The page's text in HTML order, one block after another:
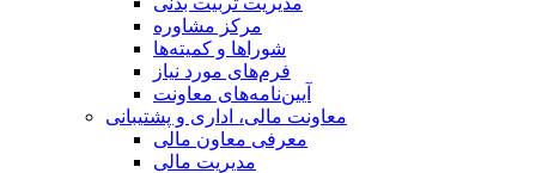
مرکز مشاوره
شوراها و کمیته‌ها
فرم‌های مورد نیاز
آیین‌نامه‌های معاونت
معاونت مالی، اداری و پشتیبانی
معرفی معاون مالی
مدیریت مالی